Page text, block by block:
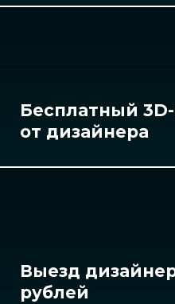
Бесплатный
от дизайнера
Выезд
рублей